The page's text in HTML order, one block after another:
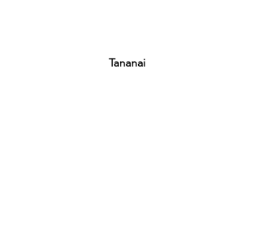
Tananai